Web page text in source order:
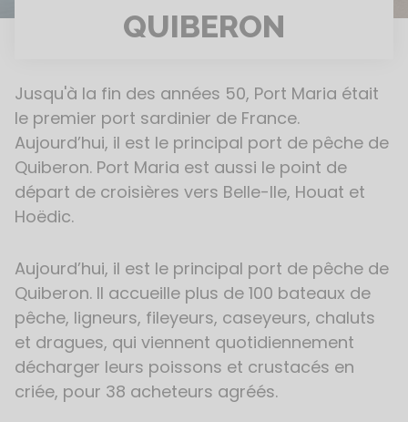
QUIBERON
Jusqu'à la fin des années 50, Port Maria était
le premier port sardinier de France.
Aujourd’hui, il est le principal port de pêche de
Quiberon. Port Maria est aussi le point de
départ de croisières vers Belle-Ile, Houat et
Hoëdic.
Aujourd’hui, il est le principal port de pêche de
Quiberon. Il accueille plus de 100 bateaux de
pêche, ligneurs, fileyeurs, caseyeurs, chaluts
et dragues, qui viennent quotidiennement
décharger leurs poissons et crustacés en
criée, pour 38 acheteurs agréés.